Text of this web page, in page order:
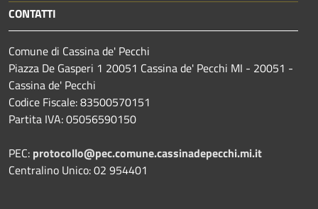
CONTATTI
Comune di Cassina de' Pecchi
Piazza De Gasperi 1 20051 Cassina de' Pecchi MI - 20051 -
Cassina de' Pecchi
Codice Fiscale: 83500570151
Partita IVA: 05056590150
PEC: protocollo@pec.comune.cassinadepecchi.mi.it
Centralino Unico: 02 954401